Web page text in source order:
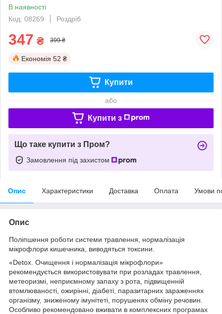
В наявності
Код: 08269
Роздріб
347 ₴ 399 ₴
Економія 52 ₴
Купити
або
Купити з
Що таке купити з Пром?
Замовлення під захистом
Опис Характеристики Доставка Оплата Умови
Опис
Поліпшення роботи системи травлення, нормалізація
мікрофлори кишечника, виводяться токсини.
«Detox. Очищення і нормалізація мікрофлори»
рекомендується використовувати при розладах травлення,
метеоризмі, неприємному запаху з рота, підвищенній
втомлюваності, ожирінні, діабеті, паразитарних зараженнях
організму, зниженому імунітеті, порушенях обміну речовин.
Особливо рекомендовано вживати в комплексних програмах